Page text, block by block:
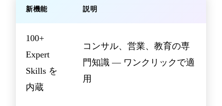
新機能 説明
100+
Expert
Skills を
内蔵
コンサル、営業、教育の専
門知識 — ワンクリックで適
用